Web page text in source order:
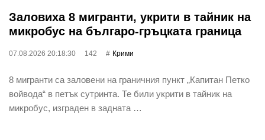
Заловиха 8 мигранти, укрити в тайник на
микробус на българо-гръцката граница
07.08.2026 20:18:30 142 Крими
8 мигранти са заловени на граничния пункт „Капитан Петко
войвода“ в петък сутринта. Те били укрити в тайник на
микробус, изграден в задната …